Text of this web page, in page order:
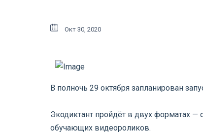
Окт 30, 2020
В полночь 29 октября запланирован
Экодиктант пройдёт в двух форматах —
обучающих видеороликов.